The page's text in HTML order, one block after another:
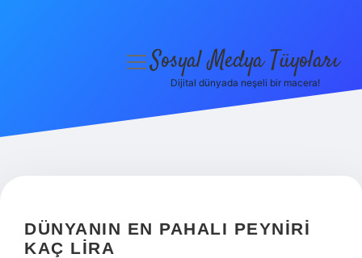
Hakkımızda
menüyüSosyal Medya Tüyoları
Dijital dünyada neşeli bir macera!
DÜNYANIN EN PAHALI PEYNIRI
KAÇ LIRA